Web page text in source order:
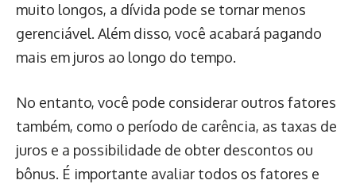
muito longos, a dívida pode se tornar menos
gerenciável. Além disso, você acabará pagando
mais em juros ao longo do tempo.
No entanto, você pode considerar outros fatores
também, como o período de carência, as taxas de
juros e a possibilidade de obter descontos ou
bônus. É importante avaliar todos os fatores e